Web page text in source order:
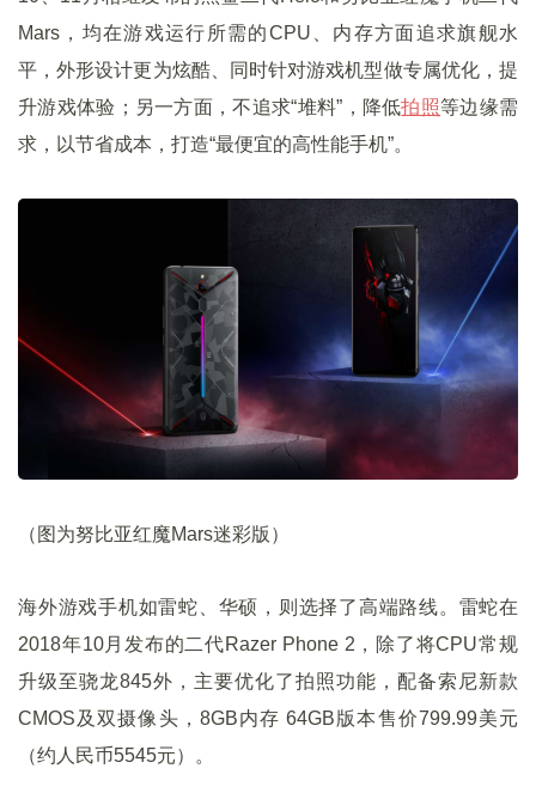
Mars，均在游戏运行所需的CPU、内存方面追求旗舰水
平，外形设计更为炫酷、同时针对游戏机型做专属优化，提
升游戏体验；另一方面，不追求“堆料”，降低拍照等边缘需
求，以节省成本，打造“最便宜的高性能手机”。
（图为努比亚红魔Mars迷彩版）
海外游戏手机如雷蛇、华硕，则选择了高端路线。雷蛇在
2018年10月发布的二代Razer Phone 2，除了将CPU常规
升级至骁龙845外，主要优化了拍照功能，配备索尼新款
CMOS及双摄像头，8GB内存 64GB版本售价799.99美元
（约人民币5545元）。